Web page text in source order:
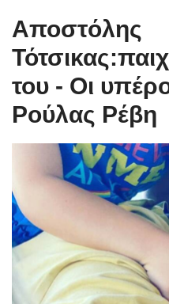
Αποστόλης
του - Οι
Ρούλας Ρέβη